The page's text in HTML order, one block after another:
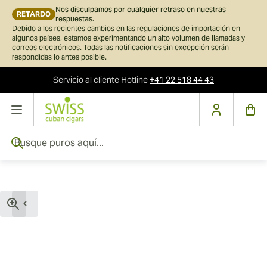
RETARDO
Nos disculpamos por cualquier retraso en nuestras
respuestas.
Debido a los recientes cambios en las regulaciones de importación en
algunos países, estamos experimentando un alto volumen de llamadas y
correos electrónicos. Todas las notificaciones sin excepción serán
respondidas lo antes posible.
Servicio al cliente Hotline+41 22 518 44 43